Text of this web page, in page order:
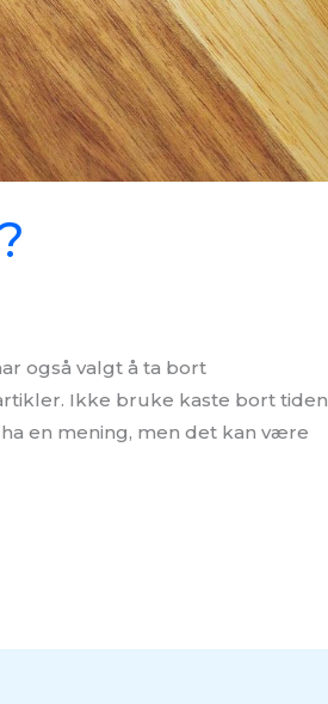
også valgt å ta bort
Ikke bruke kaste bort tiden
en mening, men det kan være